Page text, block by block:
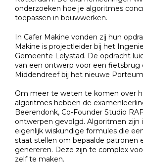
onderzoeken hoe je algoritmes
toepassen in bouwwerken.
In Cafer Makine vonden zij hun
Makine is projectleider bij het
Gemeente Lelystad. De opdracht
van een ontwerp voor een fietsbrug
Middendreef bij het nieuwe
Om meer te weten te komen over
algoritmes hebben de
Beerendonk, Co-Founder Studio
ontwerpen gevolgd. Algoritmen zijn
eigenlijk wiskundige formules die
staat stellen om bepaalde patronen
genereren. Deze zijn te complex
zelf te maken.